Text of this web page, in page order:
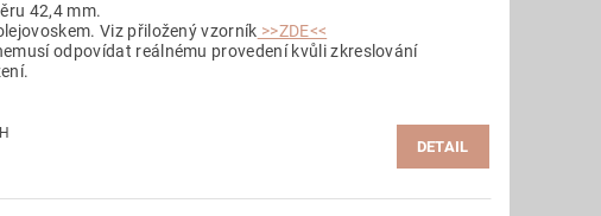
42,4 mm.
Viz přiložený vzorník >>ZDE<<
odpovídat reálnému provedení kvůli zkreslování
DETAIL